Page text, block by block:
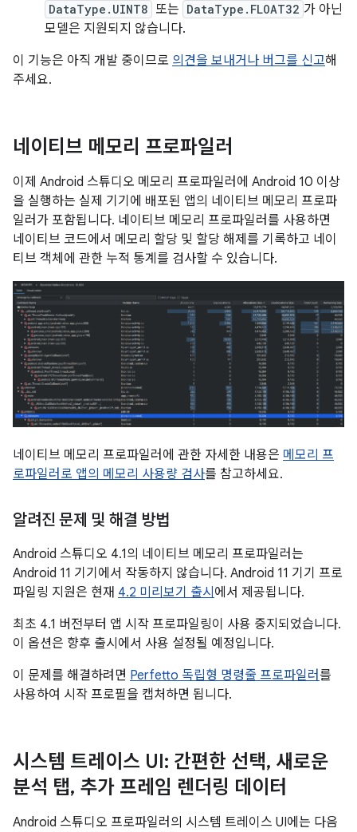
DataType.UINT8 또는 DataType.FLOAT32 가 아닌
모델은 지원되지 않습니다.
이 기능은 아직 개발 중이므로 의견을 보내거나 버그를 신고해
주세요.
네이티브 메모리 프로파일러
이제 Android 스튜디오 메모리 프로파일러에 Android 10 이상
을 실행하는 실제 기기에 배포된 앱의 네이티브 메모리 프로파
일러가 포함됩니다. 네이티브 메모리 프로파일러를 사용하면
네이티브 코드에서 메모리 할당 및 할당 해제를 기록하고 네이
티브 객체에 관한 누적 통계를 검사할 수 있습니다.
네이티브 메모리 프로파일러에 관한 자세한 내용은 메모리 프
로파일러로 앱의 메모리 사용량 검사를 참고하세요.
알려진 문제 및 해결 방법
Android 스튜디오 4.1의 네이티브 메모리 프로파일러는
Android 11 기기에서 작동하지 않습니다. Android 11 기기 프로
파일링 지원은 현재 4.2 미리보기 출시 에서 제공됩니다.
최초 4.1 버전부터 앱 시작 프로파일링이 사용 중지되었습니다.
이 옵션은 향후 출시에서 사용 설정될 예정입니다.
이 문제를 해결하려면 Perfetto 독립형 명령줄 프로파일러 를
사용하여 시작 프로필을 캡처하면 됩니다.
시스템 트레이스 UI: 간편한 선택, 새로운
분석 탭, 추가 프레임 렌더링 데이터
Android 스튜디오 프로파일러의 시스템 트레이스 UI에는 다음